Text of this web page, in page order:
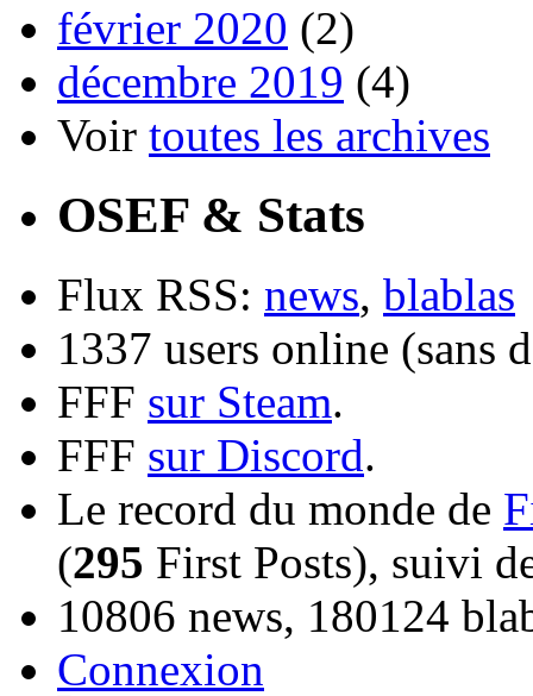
février 2020 (2)
décembre 2019 (4)
Voir toutes les archives
OSEF & Stats
Flux RSS: news, blablas
1337 users online (sans
FFF sur Steam.
FFF sur Discord.
Le record du monde de
(295 First Posts), suivi
10806 news, 180124
Connexion